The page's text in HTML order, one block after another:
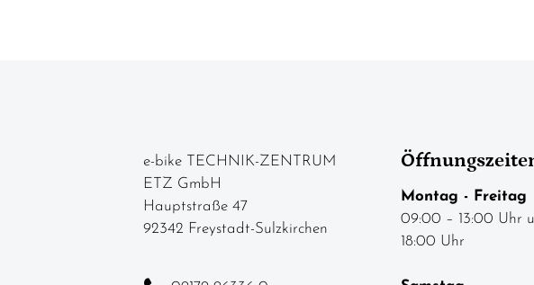
e-bike TECHNIK-ZENTRUM
ETZ GmbH
Hauptstraße 47
92342 Freystadt-Sulzkirchen
Montag - Freitag
09:00 – 13:00 Uhr
18:00 Uhr